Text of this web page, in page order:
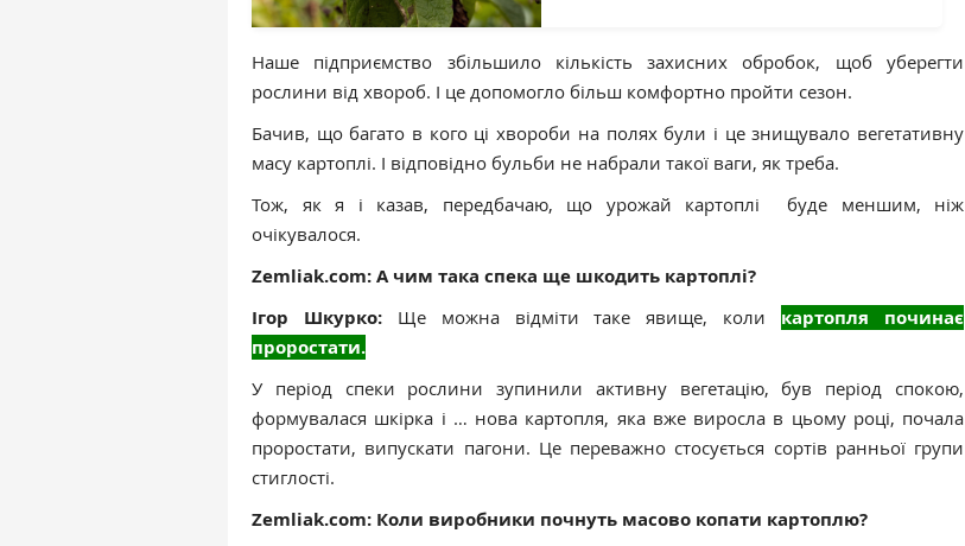
Наше підприємство збільшило кількість захисних обробок, щоб уберегти
рослини від хвороб. І це допомогло більш комфортно пройти сезон.
Бачив, що багато в кого ці хвороби на полях були і це знищувало вегетативну
масу картоплі. І відповідно бульби не набрали такої ваги, як треба.
Тож, як я і казав, передбачаю, що урожай картоплі буде меншим, ніж
очікувалося.
Zemliak.com: А чим така спека ще шкодить картоплі?
Ігор Шкурко:Ще можна відміти таке явище, коли картопля починає
проростати.
У період спеки рослини зупинили активну вегетацію, був період спокою,
формувалася шкірка і … нова картопля, яка вже виросла в цьому році, почала
проростати, випускати пагони. Це переважно стосується сортів ранньої групи
стиглості.
Zemliak.com: Коли виробники почнуть масово копати картоплю?